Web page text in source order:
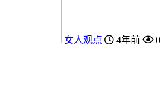
女人观点 4年前 0